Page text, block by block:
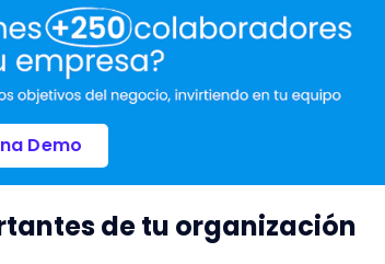
Demo
de tu organización